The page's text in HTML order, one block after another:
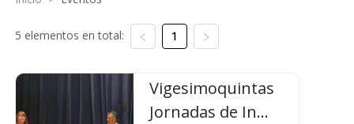
5 elementos en total: 1
Vigesimoquintas
Jornadas de In...